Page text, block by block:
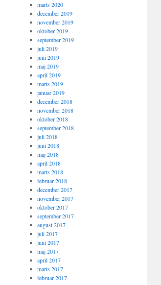
marts 2020
december 2019
november 2019
oktober 2019
september 2019
juli 2019
juni 2019
maj 2019
april 2019
marts 2019
januar 2019
december 2018
november 2018
oktober 2018
september 2018
juli 2018
juni 2018
maj 2018
april 2018
marts 2018
februar 2018
december 2017
november 2017
oktober 2017
september 2017
august 2017
juli 2017
juni 2017
maj 2017
april 2017
marts 2017
februar 2017